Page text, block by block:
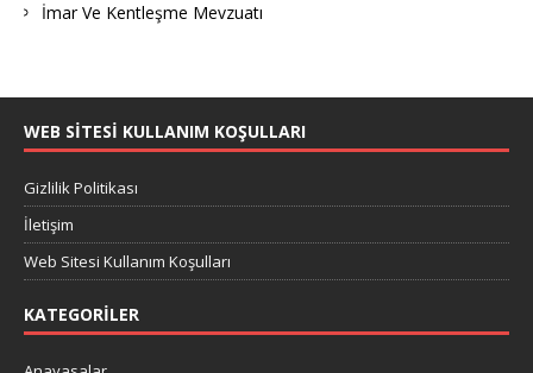
İmar Ve Kentleşme Mevzuatı
WEB SITESI KULLANIM KOŞULLARI
Gizlilik Politikası
İletişim
Web Sitesi Kullanım Koşulları
KATEGORILER